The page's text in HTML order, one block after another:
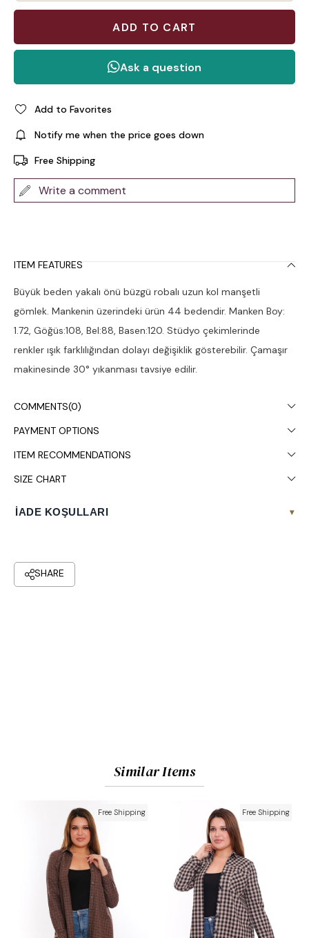
Add to Favorites
Notify me when the price goes down
Free Shipping
Write a comment
ITEM FEATURES
Büyük beden yakalı önü büzgü robalı uzun kol manşetli
gömlek. Mankenin üzerindeki ürün 44 bedendir. Manken Boy:
1.72, Göğüs:108, Bel:88, Basen:120. Stüdyo çekimlerinde
renkler ışık farklılığından dolayı değişiklik gösterebilir. Çamaşır
makinesinde 30° yıkanması tavsiye edilir.
COMMENTS(0)
PAYMENT OPTIONS
ITEM RECOMMENDATIONS
SIZE CHART
İADE KOŞULLARI ▾
Similar Items
Free Shipping Free Shipping